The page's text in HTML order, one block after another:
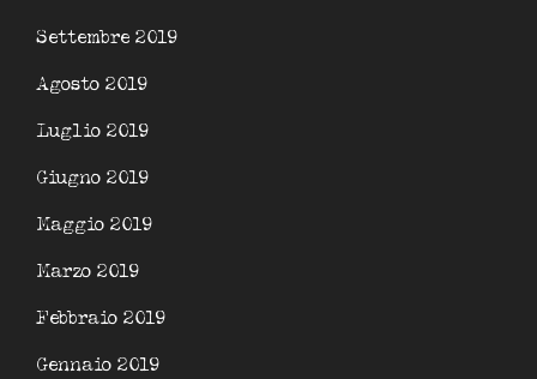
Settembre 2019
Agosto 2019
Luglio 2019
Giugno 2019
Maggio 2019
Marzo 2019
Febbraio 2019
Gennaio 2019